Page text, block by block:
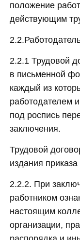
положение
действующим
2.2.1 Трудовой
в письменной
каждый из
работодателем
под роспись
заключения.
Трудовой
издания
2.2.2. При
работником
настоящим
организации,